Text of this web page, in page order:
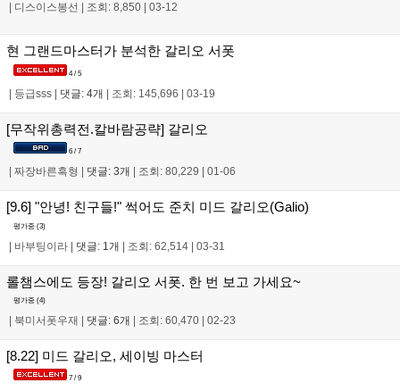
디스이스봉선 조회: 8,850 03-12
현 그랜드마스터가 분석한 갈리오 서폿
4 / 5
| 등급sss | 댓글: 4개 | 조회: 145,696 | 03-19
[무작위총력전.칼바람공략] 갈리오
6 / 7
짜장바른흑형 댓글: 3개 조회: 80,229 01-06
[9.6] "안녕! 친구들!" 썩어도 준치 미드 갈리오(Galio)
평가중 (3)
| 바부팅이라 | 댓글: 1개 | 조회: 62,514 | 03-31
롤챔스에도 등장! 갈리오 서폿. 한 번 보고 가세요~
평가중 (4)
| 북미서폿우재 | 댓글: 6개 | 조회: 60,470 | 02-23
[8.22] 미드 갈리오, 세이빙 마스터
7 / 9